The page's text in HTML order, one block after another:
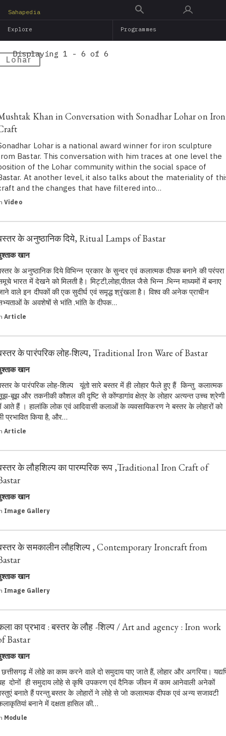
main
Sahapedia
Explore Programmes
Lohar
Displaying 1 - 6 of 6
Khan in Conversation with Sonadhar Lohar on Iron
Lohar is a national award winner for iron sculpture
Bastar. This conversation with him traces at one level the
of the Lohar community within the social space of
At another level, it also talks about the materiality of
and the changes that have filtered into…
Video
के अनुष्ठानिक दिये, Ritual Lamps of Bastar
खान
के अनुष्ठानिक दिये विभिन्न प्रकार के सुन्दर एवं कलात्मक दीपक बनाने की परंपरा
भारत में देखने को मिलती है। मिट्टी,लोहा,पीतल जैसे भिन्न .भिन्न माध्यमों में बनाए
वाले इन दीपकों की एक सुदीर्घ एवं समृद्ध श्रृंखला है। विश्व की अनेक प्राचीन
के अवशेषों से भांति .भांति के दीपक…
Article
के पारंपरिक लोह-शिल्प, Traditional Iron Ware of Bastar
खान
के पारंपरिक लोह-शिल्प यूंतो सारे बस्तर में ही लोहार फैले हुए हैं किन्तु कलात्मक
बूझ और तकनीकी कौशल की दृष्टि से कोंण्डागांव क्षेत्र के लोहार अत्यन्त उच्च श्रेणी
आते हैं । हालांकि लोक एवं आदिवासी कलाओं के व्यवसायिकरण ने बस्तर के लोहारों को
प्रभावित किया है, और…
Article
के लौहशिल्प का पारम्परिक रूप ,Traditional Iron Craft of
खान
Image Gallery
के समकालीन लौहशिल्प , Contemporary Ironcraft from
खान
Image Gallery
का प्रभाव : बस्तर के लौह -शिल्प / Art and agency : Iron work
Bastar
खान
में लोहे का काम करने वाले दो समुदाय पाए जाते हैं, लोहार और अगरिया।
दोनों ही समुदाय लोहे से कृषि उपकरण एवं दैनिक जीवन में काम आनेवाली अनेकों
बनाते हैं परन्तु बस्तर के लोहारों ने लोहे से जो कलात्मक दीपक एवं अन्य सजावटी
बनाने में दक्षता हासिल की…
Module